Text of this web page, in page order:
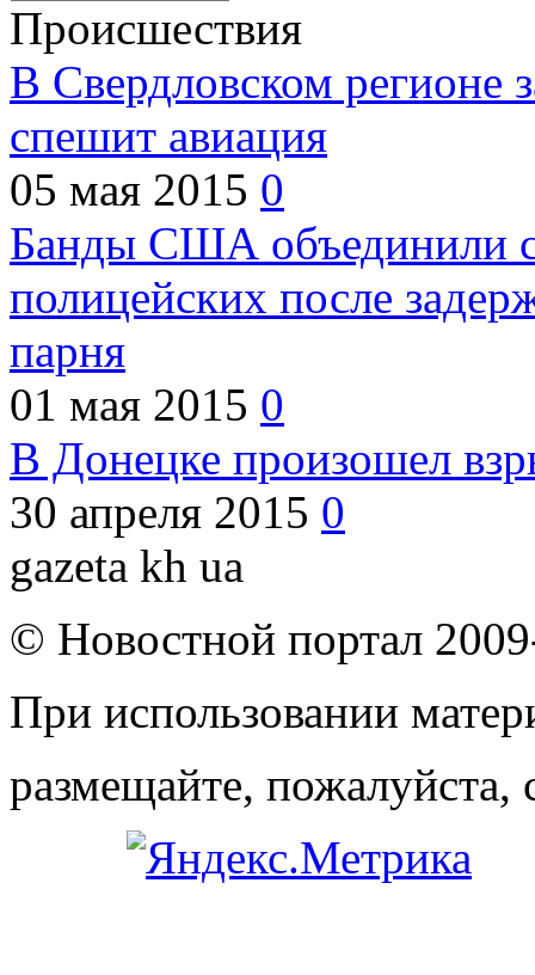
Происшествия
В Свердловском регионе
спешит авиация
05 мая 2015 0
Банды США объединили
полицейских после
парня
01 мая 2015 0
В Донецке произошел
30 апреля 2015 0
gazeta kh ua
© Новостной портал
При использовании
размещайте, пожалуйста,